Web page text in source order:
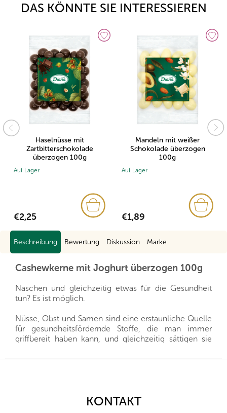
DAS KÖNNTE SIE INTERESSIEREN
Haselnüsse mit
Zartbitterschokolade
überzogen 100g
Auf Lager
€2,25
Mandeln mit weißer
Schokolade überzogen
100g
Auf Lager
€1,89
Beschreibung Bewertung Diskussion Marke
Cashewkerne mit Joghurt überzogen 100g
Naschen und gleichzeitig etwas für die Gesundheit
tun? Es ist möglich.
Nüsse, Obst und Samen sind eine erstaunliche Quelle
für gesundheitsfördernde Stoffe, die man immer
griffbereit haben kann, und gleichzeitig sättigen sie
Snack, man muss nur auswählen, welche Sorte für die
Herkunftsländern, und dank der guten Beziehungen
KONTAKT